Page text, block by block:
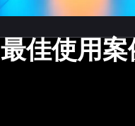
最佳使用案